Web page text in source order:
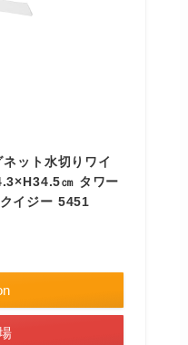
ット水切りワイ
㎝ タワー
イジー 5451